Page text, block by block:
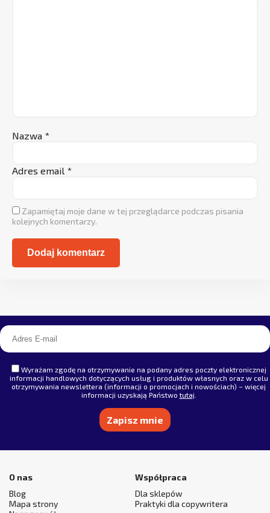
Nazwa *
Adres email *
Zapamiętaj moje dane w tej przeglądarce podczas pisania
kolejnych komentarzy.
Wyrażam zgodę na otrzymywanie na podany adres poczty elektronicznej
informacji handlowych dotyczących usług i produktów własnych oraz w celu
otrzymywania newslettera (informacji o promocjach i nowościach) – więcej
informacji uzyskają Państwotutaj
O nas
Blog
Mapa strony
Współpraca
Dla sklepów
Praktyki dla copywritera